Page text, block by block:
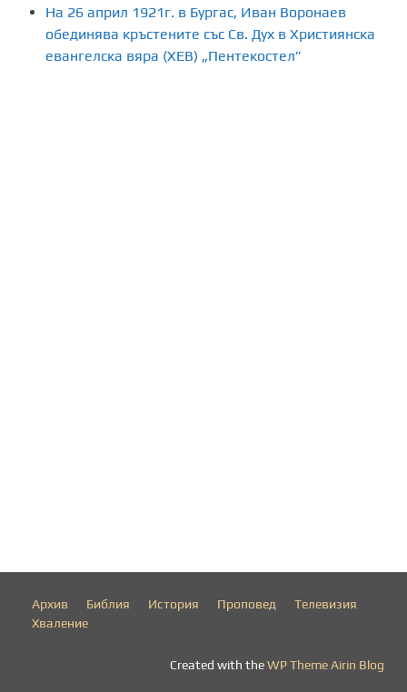
е
н
а
На 26 април 1921г. в Бургас, Иван Воронаев
обединява кръстените със Св. Дух в Християнска
евангелска вяра (ХЕВ) „Пентекостел”
Архив Библия История Проповед
Телевизия
Хваление
Created with theWP Theme Airin Blog